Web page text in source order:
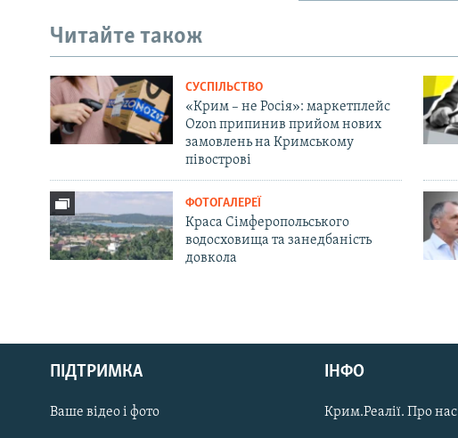
Русский
Qırımtatar
ДОЛУЧАЙСЯ!
Читайте також
СУСПІЛЬСТВО
«Крим – не Росія»: маркетплейс
Ozon припинив прийом нових
замовлень на Кримському
півострові
ФОТОГАЛЕРЕЇ
Краса Сімферопольського
водосховища та занедбаність
довкола
ПІДТРИМКА
Ваше відео і фото
ІНФО
Крим.Реалії. Про нас